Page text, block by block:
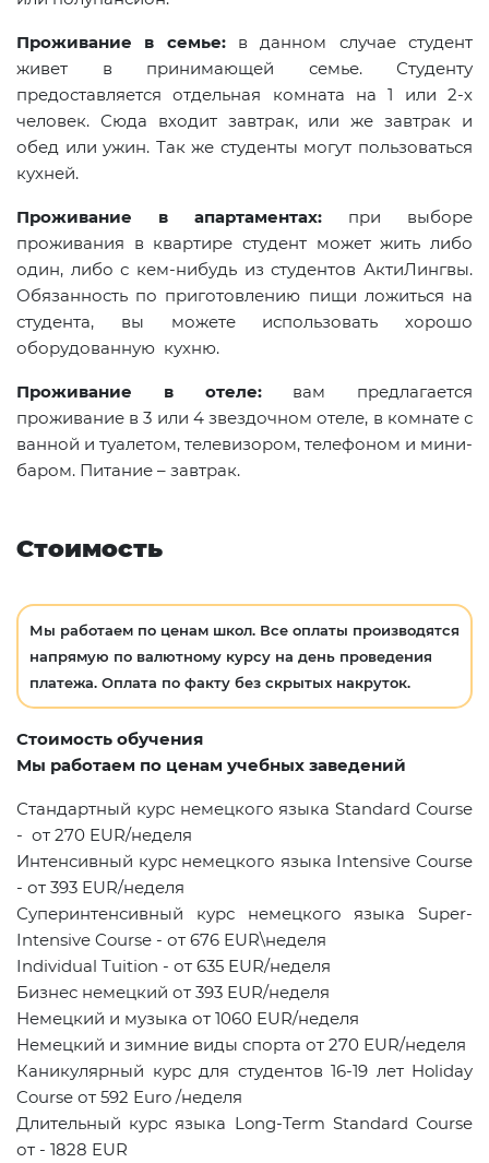
Проживание в семье: в данном случае студент
живет в принимающей семье. Студенту
предоставляется отдельная комната на 1 или 2-х
человек. Сюда входит завтрак, или же завтрак и
обед или ужин. Так же студенты могут пользоваться
кухней.
Проживание в апартаментах: при выборе
проживания в квартире студент может жить либо
один, либо с кем-нибудь из студентов АктиЛингвы.
Обязанность по приготовлению пищи ложиться на
студента, вы можете использовать хорошо
оборудованную кухню.
Проживание в отеле:вам предлагается
проживание в 3 или 4 звездочном отеле, в комнате с
ванной и туалетом, телевизором, телефоном и мини-
баром. Питание – завтрак.
Стоимость
Мы работаем по ценам школ. Все оплаты производятся
напрямую по валютному курсу на день проведения
платежа. Оплата по факту без скрытых накруток.
Стоимость обучения
Мы работаем по ценам учебных заведений
Стандартный курс немецкого языкаStandard Course
- от 270 EUR/неделя
Интенсивный курс немецкого языка Intensive Course
- от 393 EUR/неделя
Суперинтенсивный курс немецкого языка Super-
Intensive Course - от 676 EUR\неделя
Individual Tuition - от 635 EUR/неделя
Бизнес немецкий от 393 EUR/неделя
Немецкий и музыка от 1060 EUR/неделя
Немецкий и зимние виды спорта от 270 EUR/неделя
Каникулярный курс для студентов 16-19 лет Holiday
Course от 592 Euro /неделя
Длительный курс языка Long-Term Standard Course
от - 1828 EUR